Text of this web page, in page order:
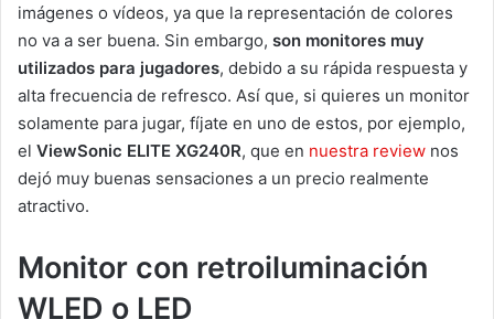
imágenes o vídeos, ya que la representación de colores
no va a ser buena. Sin embargo, son monitores muy
utilizados para jugadores, debido a su rápida respuesta y
alta frecuencia de refresco. Así que, si quieres un monitor
solamente para jugar, fíjate en uno de estos, por ejemplo,
el ViewSonic ELITE XG240R, que en nuestra review nos
dejó muy buenas sensaciones a un precio realmente
atractivo.
Monitor con retroiluminación
WLED o LED